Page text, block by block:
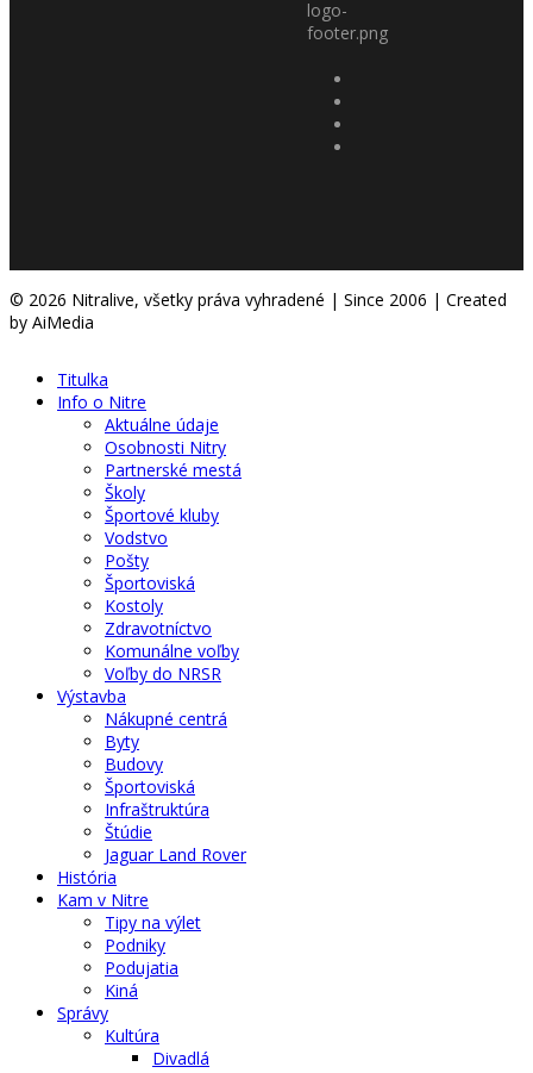
© 2026 Nitralive, všetky práva vyhradené | Since 2006 | Created
by AiMedia
Titulka
Info o Nitre
Aktuálne údaje
Osobnosti Nitry
Partnerské mestá
Školy
Športové kluby
Vodstvo
Pošty
Športoviská
Kostoly
Zdravotníctvo
Komunálne voľby
Voľby do NRSR
Výstavba
Nákupné centrá
Byty
Budovy
Športoviská
Infraštruktúra
Štúdie
Jaguar Land Rover
História
Kam v Nitre
Tipy na výlet
Podniky
Podujatia
Kiná
Správy
Kultúra
Divadlá